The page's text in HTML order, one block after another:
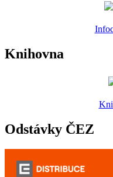
Knihovna
Odstávky ČEZ